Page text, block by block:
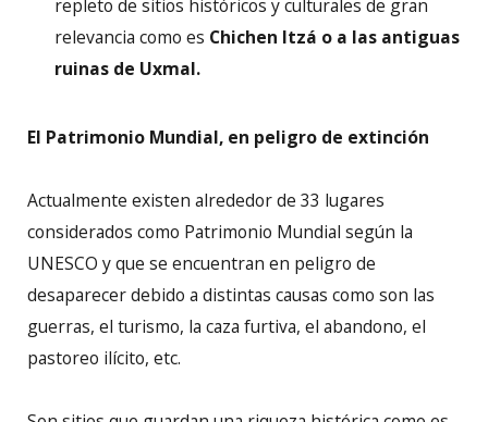
repleto de sitios históricos y culturales de gran
relevancia como es Chichen Itzá o a las antiguas
ruinas de Uxmal.
El Patrimonio Mundial, en peligro de extinción
Actualmente existen alrededor de 33 lugares
considerados como Patrimonio Mundial según la
UNESCO y que se encuentran en peligro de
desaparecer debido a distintas causas como son las
guerras, el turismo, la caza furtiva, el abandono, el
pastoreo ilícito, etc.